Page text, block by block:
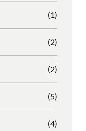
(1)
(2)
(2)
(5)
(4)